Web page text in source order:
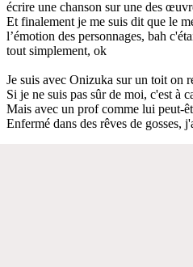
écrire une chanson sur une des
Et finalement je me suis dit que le
l’émotion des personnages, bah
tout simplement, ok
Je suis avec Onizuka sur un toit on
Si je ne suis pas sûr de moi, c'est à
Mais avec un prof comme lui peut-
Enfermé dans des rêves de gosses,